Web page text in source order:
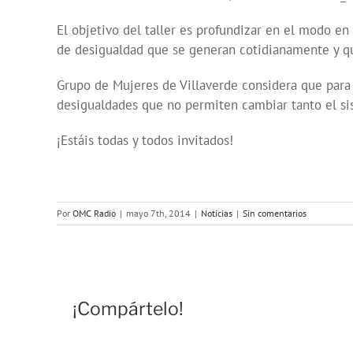
El objetivo del taller es profundizar en el modo en
de desigualdad que se generan cotidianamente y
Grupo de Mujeres de Villaverde considera que
desigualdades que no permiten cambiar tanto el
¡Estáis todas y todos invitados!
Por OMC Radio | mayo 7th, 2014 | Noticias | Sin comentarios
¡Compártelo!